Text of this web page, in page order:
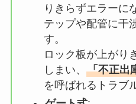
りきらずエラーに
テップや配管に干
す。
ロック板が上がり
しまい、 「不正出
を呼ばれるトラブ